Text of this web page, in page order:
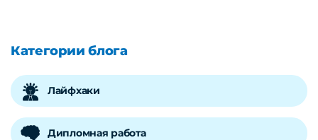
Категории блога
Лайфхаки
Дипломная работа